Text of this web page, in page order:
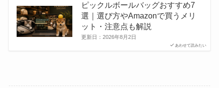
あわせて読みたい
ピックルボールバッグおすすめ7
選｜選び方やAmazonで買うメリ
ット・注意点も解説
更新日： 2026年8月2日